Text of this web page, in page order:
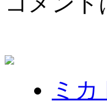
ミ